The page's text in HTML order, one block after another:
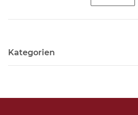
Kategorien